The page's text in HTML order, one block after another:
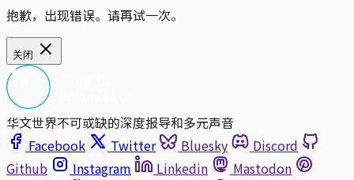
抱歉，出现错误。请再试一次。
关闭
华文世界不可或缺的深度报导和多元声音
Facebook
Twitter Bluesky
Discord
Github
Instagram Linkedin
Mastodon